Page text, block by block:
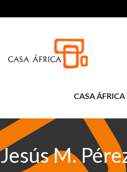
CASA ÁFRICA
Jesús M.